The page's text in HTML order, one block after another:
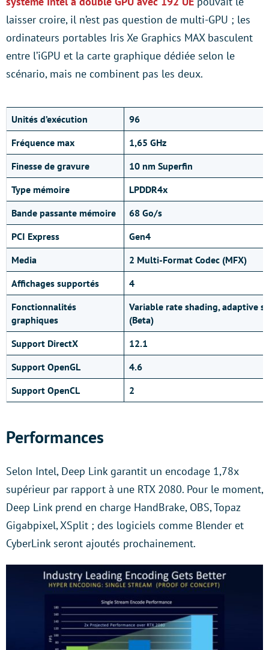
laisser croire, il n’est pas question de multi-GPU ; les
ordinateurs portables Iris Xe Graphics MAX basculent
entre l’iGPU et la carte graphique dédiée selon le
scénario, mais ne combinent pas les deux.
Unités d’exécution
96
Fréquence max
1,65 GHz
Finesse de gravure
10 nm Superfin
Type mémoire
LPDDR4x
Bande passante mémoire
68 Go/s
PCI Express
Gen4
Media
2 Multi-Format Codec (MFX)
Affichages supportés
4
Fonctionnalités
graphiques
Variable rate shading, adaptive
(Beta)
Support DirectX
12.1
Support OpenGL
4.6
Support OpenCL
2
Performances
Selon Intel, Deep Link garantit un encodage 1,78x
supérieur par rapport à une RTX 2080. Pour le moment,
Deep Link prend en charge HandBrake, OBS, Topaz
Gigabpixel, XSplit ; des logiciels comme Blender et
CyberLink seront ajoutés prochainement.